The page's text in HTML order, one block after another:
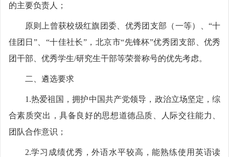
的主要负责人；
原则上曾获校级红旗团委、优秀团支部（一等）、“十
佳团日”、“十佳社长”，北京市“先锋杯”优秀团支部、优秀
团干部、优秀学生/研究生干部等荣誉称号的优先考虑。
二、遴选要求
1.热爱祖国，拥护中国共产党领导，政治立场坚定，综
合素质突出，具备良好的思想道德品质、人际交往能力、
团队合作意识；
2.学习成绩优秀，外语水平较高，能熟练使用英语读